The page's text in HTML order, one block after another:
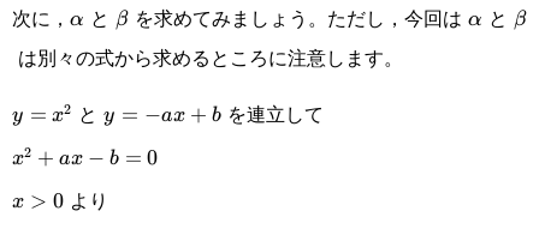
{2}
(\alpha^2+\beta^2)-
\cfrac{\beta^3-
\alpha^3}{3}
次に，\alpha
α と \beta
β を求めてみましょう。ただし，今回は\alpha
α と β
は別々の式から求めるところに注意します。
y=x^2
y = x2 とy=-
ax+b
y = −ax + bを連立して
x^2+ax-
b=0
x2 + ax − b = 0
x>0
x > 0より